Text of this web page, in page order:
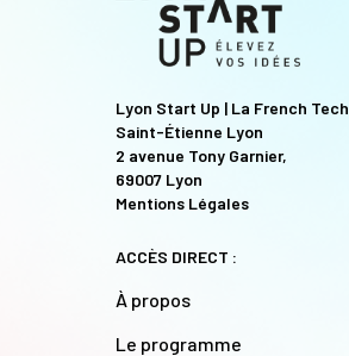
Lyon Start Up | La French Tech
Saint-Étienne Lyon
2 avenue Tony Garnier,
69007 Lyon
Mentions Légales
ACCÈS DIRECT :
À propos
Le programme